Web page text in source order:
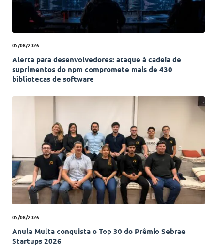
05/08/2026
Alerta para desenvolvedores: ataque à cadeia de
suprimentos do npm compromete mais de 430
bibliotecas de software
05/08/2026
Anula Multa conquista o Top 30 do Prêmio Sebrae
Startups 2026